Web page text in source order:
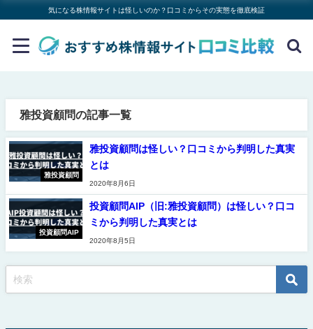
気になる株情報サイトは怪しいのか？口コミからその実態を徹底検証
雅投資顧問の記事一覧
雅投資顧問
雅投資顧問は怪しい？口コミから判明した真実
とは
2020年8月6日
投資顧問AIP
投資顧問AIP（旧:雅投資顧問）は怪しい？口コ
ミから判明した真実とは
2020年8月5日